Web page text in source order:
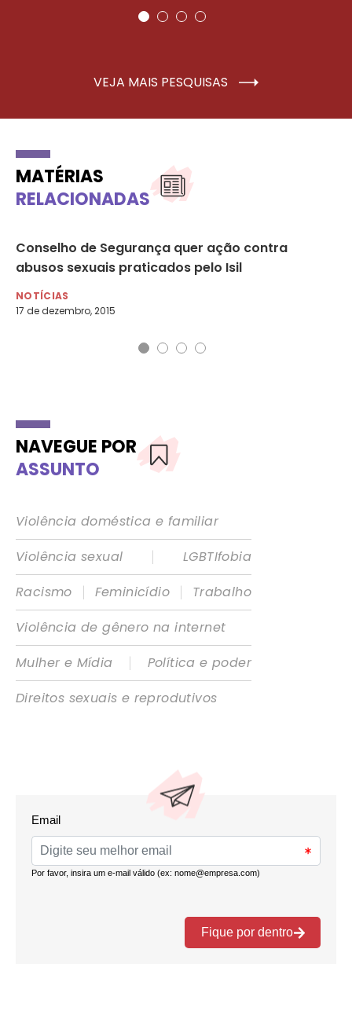
VEJA MAIS PESQUISAS
MATÉRIAS
RELACIONADAS
Conselho de Segurança quer ação contra
abusos sexuais praticados pelo Isil
NOTÍCIAS
17 de dezembro, 2015
NAVEGUE POR
ASSUNTO
Violência doméstica e familiar
Violência sexual
|
LGBTIfobia
Racismo
| Feminicídio |
Trabalho
Violência de gênero na internet
Mulher e Mídia
|
Política e poder
Direitos sexuais e reprodutivos